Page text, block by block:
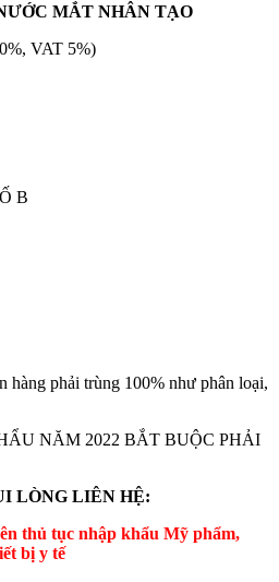
MẮT NHÂN TẠO
VAT 5%)
B
hàng phải trùng 100% như phân loại,
NĂM 2022 BẮT BUỘC PHẢI
LÒNG LIÊN HỆ:
thủ tục nhập khẩu Mỹ phẩm,
bị y tế